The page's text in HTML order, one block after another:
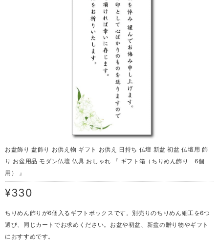
お盆飾り 盆飾り お供え物 ギフト お供え 日持ち 仏壇 新盆 初盆 仏壇用 飾
り お盆用品 モダン仏壇 仏具 おしゃれ 『 ギフト箱（ちりめん飾り 6個
用） 』
¥330
ちりめん飾りが6個入るギフトボックスです。別売りのちりめん細工を6つ
選び、同じカートでお求めください。お盆や初盆、新盆の贈り物やギフト
におすすめです。